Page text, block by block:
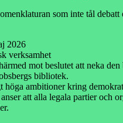
som inte tål
2026
verksamhet
mot beslutet att neka den
bibliotek.
höga ambitioner kring
att alla legala partier och